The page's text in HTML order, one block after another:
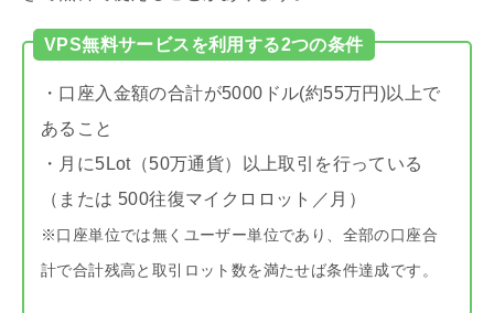
VPS無料サービスを利用する2つの条件
・口座入金額の合計が5000ドル(約55万円)以上で
あること
・月に5Lot（50万通貨）以上取引を行っている
（または 500往復マイクロロット／月）
※口座単位では無くユーザー単位であり、全部の口座合
計で合計残高と取引ロット数を満たせば条件達成です。